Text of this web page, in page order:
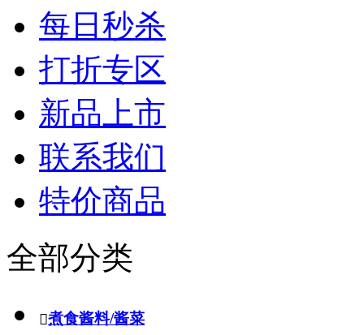
每日秒杀
打折专区
新品上市
联系我们
特价商品
全部分类
煮食酱料/酱菜